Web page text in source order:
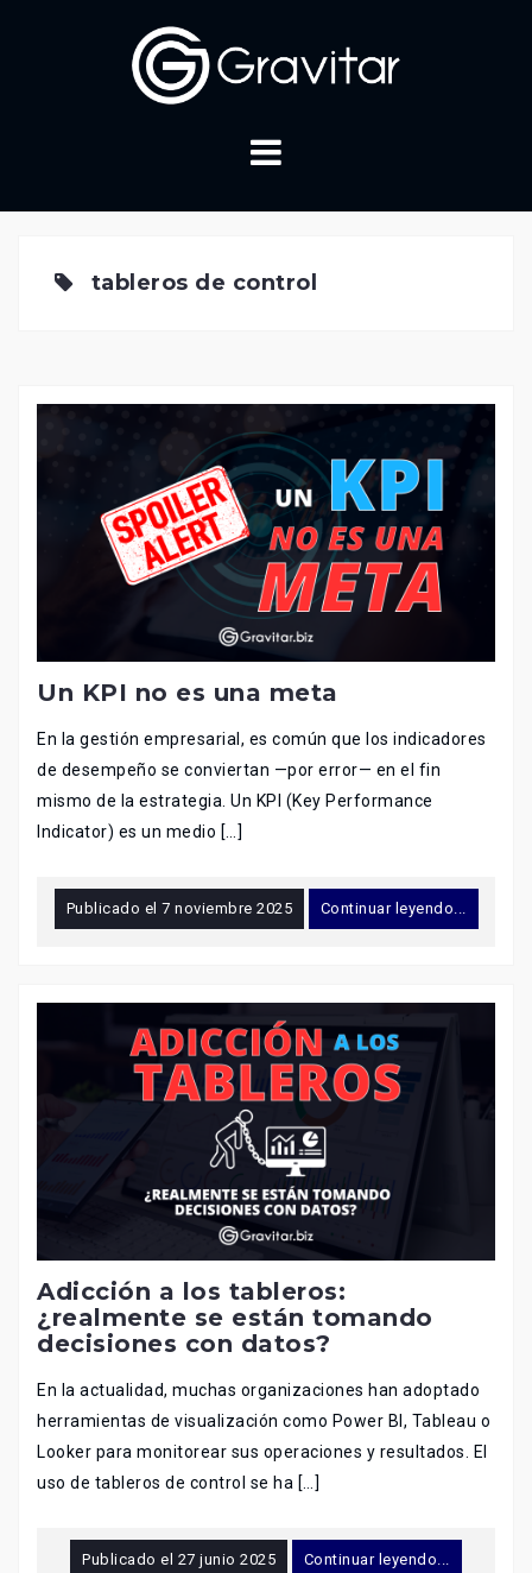
tableros de control
Un KPI no es una meta
En la gestión empresarial, es común que los indicadores
de desempeño se conviertan —por error— en el fin
mismo de la estrategia. Un KPI (Key Performance
Indicator) es un medio […]
Publicado el 7 noviembre 2025 Continuar leyendo...
Adicción a los tableros:
¿realmente se están tomando
decisiones con datos?
En la actualidad, muchas organizaciones han adoptado
herramientas de visualización como Power BI, Tableau o
Looker para monitorear sus operaciones y resultados. El
uso de tableros de control se ha […]
Publicado el 27 junio 2025 Continuar leyendo...